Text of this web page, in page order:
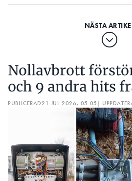
Nollavbrott
och 9 andra hits
PUBLICERAD21 JUL 2026, 05:05 |